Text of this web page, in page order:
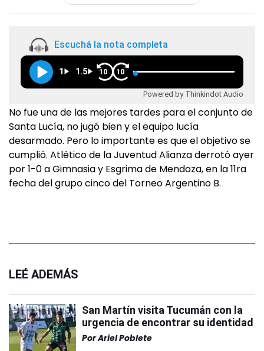
Escuchá la nota completa
1 1.5 10 10
Powered by Thinkindot Audio
No fue una de las mejores tardes para el conjunto de
Santa Lucía, no jugó bien y el equipo lucía
desarmado. Pero lo importante es que el objetivo se
cumplió. Atlético de la Juventud Alianza derrotó ayer
por 1-0 a Gimnasia y Esgrima de Mendoza, en la 11ra
fecha del grupo cinco del Torneo Argentino B.
LEÉ ADEMÁS
San Martín visita Tucumán con la
urgencia de encontrar su identidad
PorAriel Poblete